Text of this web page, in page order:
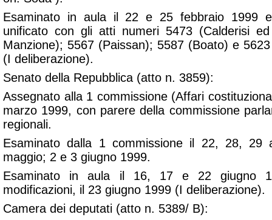
Esaminato in aula il 22 e 25 febbraio 1999
unificato con gli atti numeri 5473 (Calderisi
Manzione); 5567 (Paissan); 5587 (Boato) e
(I deliberazione).
Senato della Repubblica (atto n. 3859):
Assegnato alla 1 commissione (Affari
marzo 1999, con parere della commissione
regionali.
Esaminato dalla 1 commissione il 22, 28,
maggio; 2 e 3 giugno 1999.
Esaminato in aula il 16, 17 e 22 giugno
modificazioni, il 23 giugno 1999 (I deliberazione).
Camera dei deputati (atto n. 5389/ B):